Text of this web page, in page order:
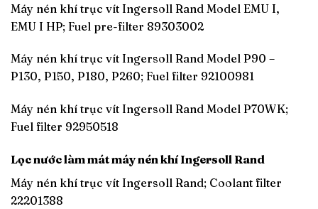
Máy nén khí trục vít Ingersoll Rand Model EMU I,
EMU I HP; Fuel pre-filter 89303002
Máy nén khí trục vít Ingersoll Rand Model P90 –
P130, P150, P180, P260; Fuel filter 92100981
Máy nén khí trục vít Ingersoll Rand Model P70WK;
Fuel filter 92950518
Lọc nước làm mát máy nén khí Ingersoll Rand
Máy nén khí trục vít Ingersoll Rand; Coolant filter
22201388